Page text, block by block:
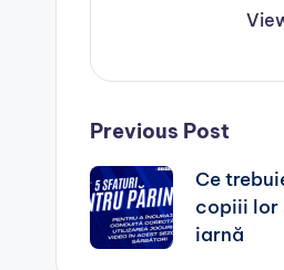
Post
Previous Post
Ce
copiii lor
iarnă